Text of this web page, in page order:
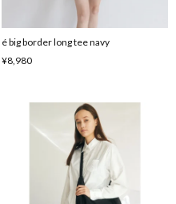
é big border long tee navy
¥8,980